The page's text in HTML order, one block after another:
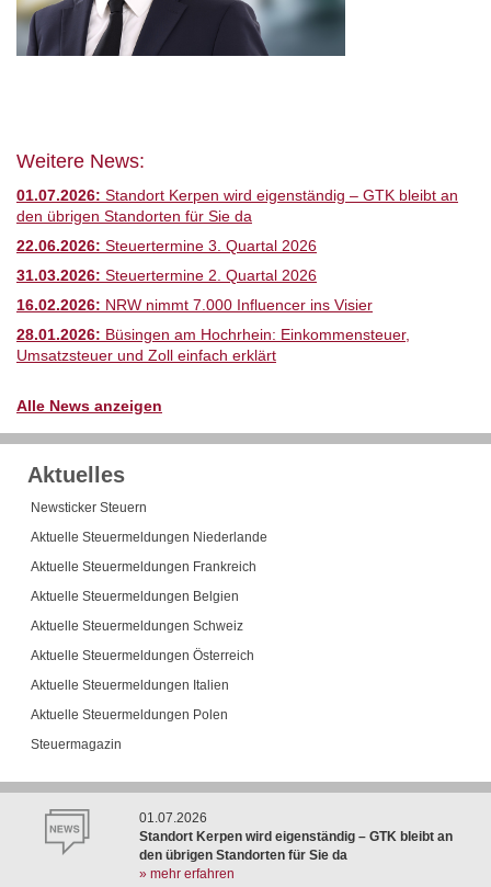
Weitere News:
01.07.2026: Standort Kerpen wird eigenständig – GTK bleibt an
den übrigen Standorten für Sie da
22.06.2026: Steuertermine 3. Quartal 2026
31.03.2026: Steuertermine 2. Quartal 2026
16.02.2026: NRW nimmt 7.000 Influencer ins Visier
28.01.2026: Büsingen am Hochrhein: Einkommensteuer,
Umsatzsteuer und Zoll einfach erklärt
Alle News anzeigen
Aktuelles
Newsticker Steuern
Aktuelle Steuermeldungen Niederlande
Aktuelle Steuermeldungen Frankreich
Aktuelle Steuermeldungen Belgien
Aktuelle Steuermeldungen Schweiz
Aktuelle Steuermeldungen Österreich
Aktuelle Steuermeldungen Italien
Aktuelle Steuermeldungen Polen
Steuermagazin
01.07.2026
Standort Kerpen wird eigenständig – GTK bleibt an
den übrigen Standorten für Sie da
» mehr erfahren